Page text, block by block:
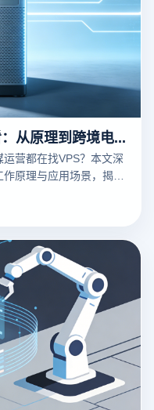
VPS是什么？2026新手必看：从原理到跨境电商账号防关联替代方案
营都在找VPS？本文深
原理与应用场景，揭示
弊端。独家对比云登指
VPS，利用内核级隔离